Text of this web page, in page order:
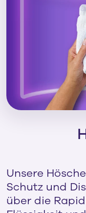
Unsere
Schutz und
über die